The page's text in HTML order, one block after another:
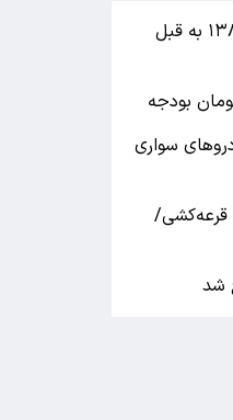
آیا سهمیه بنزین خودروهای تولید ۱۳۸۵ به قبل
بودجه
سواری
قرعه‌کشی/
شد